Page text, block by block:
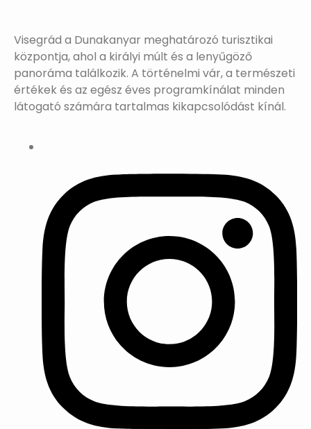
Visegrád a Dunakanyar meghatározó turisztikai
központja, ahol a királyi múlt és a lenyűgöző
panoráma találkozik. A történelmi vár, a természeti
értékek és az egész éves programkínálat minden
látogató számára tartalmas kikapcsolódást kínál.